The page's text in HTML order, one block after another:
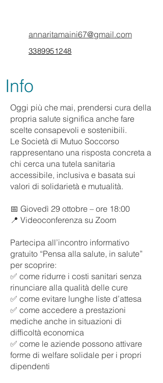
annaritamaini67@gmail.com
3389951248
Info
Oggi più che mai, prendersi cura della
propria salute significa anche fare
scelte consapevoli e sostenibili.
Le Società di Mutuo Soccorso
rappresentano una risposta concreta a
chi cerca una tutela sanitaria
accessibile, inclusiva e basata sui
valori di solidarietà e mutualità.
📅 Giovedì 29 ottobre – ore 18:00
📍 Videoconferenza su Zoom
Partecipa all’incontro informativo
gratuito “Pensa alla salute, in salute”
per scoprire:
✅ come ridurre i costi sanitari senza
rinunciare alla qualità delle cure
✅ come evitare lunghe liste d’attesa
✅ come accedere a prestazioni
mediche anche in situazioni di
difficoltà economica
✅ come le aziende possono attivare
forme di welfare solidale per i propri
dipendenti